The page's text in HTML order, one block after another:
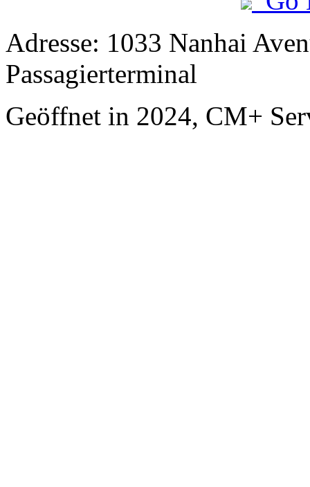
Adresse: 1033 Nanhai
Passagierterminal
Geöffnet in 2024, CM+